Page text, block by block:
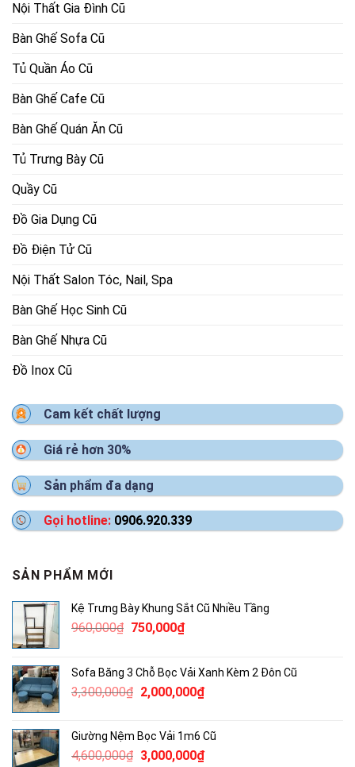
Nội Thất Gia Đình Cũ
Bàn Ghế Sofa Cũ
Tủ Quần Áo Cũ
Bàn Ghế Cafe Cũ
Bàn Ghế Quán Ăn Cũ
Tủ Trưng Bày Cũ
Quầy Cũ
Đồ Gia Dụng Cũ
Đồ Điện Tử Cũ
Nội Thất Salon Tóc, Nail, Spa
Bàn Ghế Học Sinh Cũ
Bàn Ghế Nhựa Cũ
Đồ Inox Cũ
Cam kết chất lượng
Giá rẻ hơn 30%
Sản phẩm đa dạng
Gọi hotline: 0906.920.339
SẢN PHẨM MỚI
Kệ Trưng Bày Khung Sắt Cũ Nhiều Tầng
960,000₫ Giá
960,000₫.
750,000₫Giá
là:
750,000₫.
Sofa Băng 3 Chỗ Bọc Vải Xanh Kèm 2 Đôn Cũ
3,300,000₫ Giá
3,300,000₫.
2,000,000₫Giá
là:
2,000,000₫.
Giường Nệm Bọc Vải 1m6 Cũ
4,600,000₫ Giá
3,000,000₫Giá